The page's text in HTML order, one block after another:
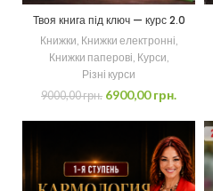
Твоя книга під ключ — курс 2.0
Книжки Книжки електронні
Книжки паперові Курси
Різні курси
9000,00грн. 6900,00грн.